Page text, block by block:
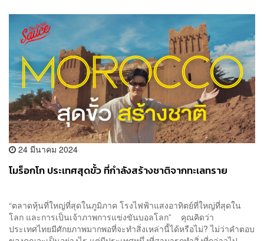
24 มีนาคม 2024
โมร็อกโก ประเทศสุดขั้ว ที่กำลังสร้างชาติจากทะเลทราย
“ตลาดหุ้นที่ใหญ่ที่สุดในภูมิภาค โรงไฟฟ้าแสงอาทิตย์ที่ใหญ่ที่สุดใน
โลก และการเป็นเจ้าภาพการแข่งขันบอลโลก” คุณคิดว่า
ประเทศไทยมีศักยภาพมากพอที่จะทำสิ่งเหล่านี้ได้หรือไม่? ไม่ว่าคำตอบ